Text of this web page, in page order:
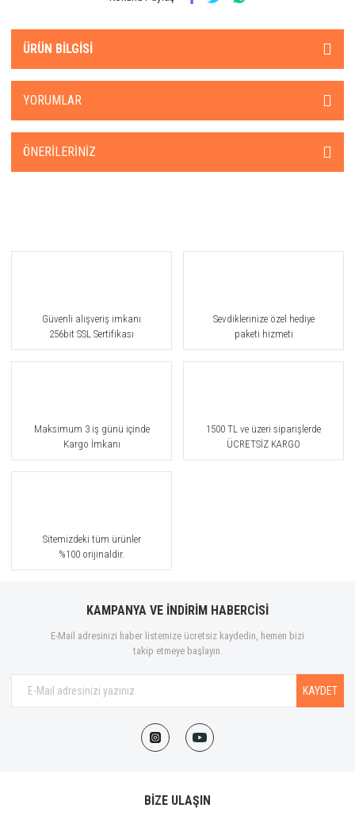
ÜRÜN BILGISI
YORUMLAR
ÖNERILERINIZ
Güvenli alışveriş imkanı
256bit SSL Sertifikası
Sevdiklerinize özel hediye
paketi hizmeti
Maksimum 3 iş günü içinde
Kargo İmkanı
1500 TL ve üzeri siparişlerde
ÜCRETSİZ KARGO
Sitemizdeki tüm ürünler
%100 orijinaldir.
KAMPANYA VE İNDİRİM HABERCİSİ
E-Mail adresinizi haber listemize ücretsiz kaydedin, hemen bizi
takip etmeye başlayın.
KAYDET
BİZE ULAŞIN